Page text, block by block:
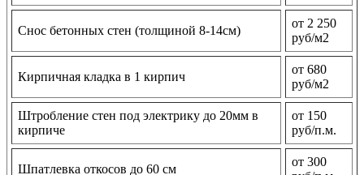
Снос бетонных стен (толщиной 8-14см)
от 2 250
руб/м2
Кирпичная кладка в 1 кирпич
от 680
руб/м2
Штробление стен под электрику до 20мм в
кирпиче
от 150
руб/п.м.
Шпатлевка откосов до 60 см
от 300